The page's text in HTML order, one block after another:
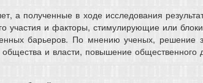
а полученные в ходе исследования
участия и факторы, стимулирующие или
барьеров. По мнению ученых, решение
и власти, повышение общественного